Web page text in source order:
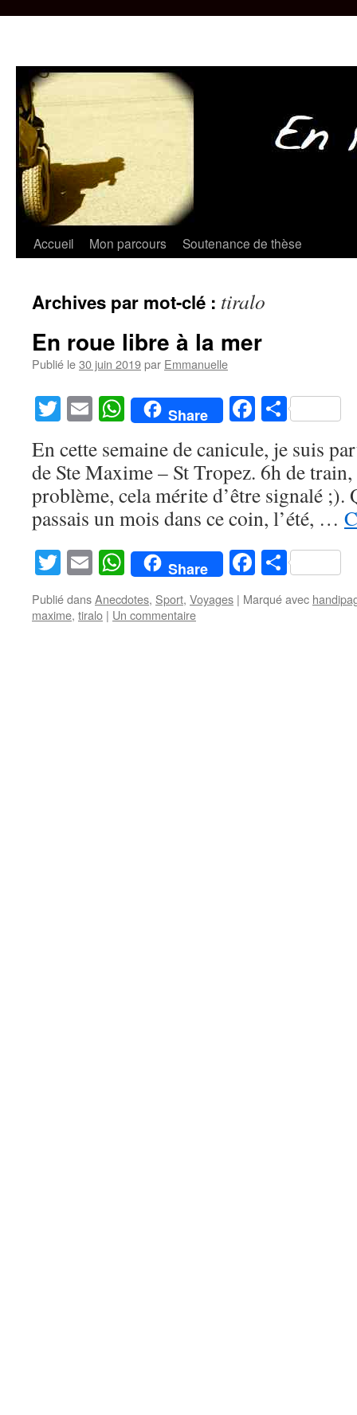
Aller
contenu
Accueil Mon parcours Soutenance de thèse
Archives par mot-clé : tiralo
En roue libre à la mer
Publié le30 juin 2019par Emmanuelle
Twitter
EmailWhatsApp
Share Facebook
En cette semaine de canicule, je suis
de Ste Maxime – St Tropez. 6h de
problème, cela mérite d’être signalé ;).
passais un mois dans ce coin, l’été, …
Twitter
EmailWhatsApp
Share Facebook
Publié dansAnecdotes, Sport, Voyages | Marqué avec
maxime, tiralo | Un commentaire